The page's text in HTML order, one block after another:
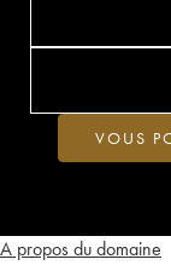
A propos du domaine
VOUS